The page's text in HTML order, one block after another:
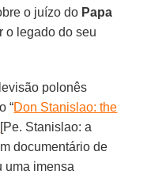
o juízo do Papa
o legado do seu
polonês
“Don Stanislao: the
[Pe. Stanislao: a
documentário de
uma imensa